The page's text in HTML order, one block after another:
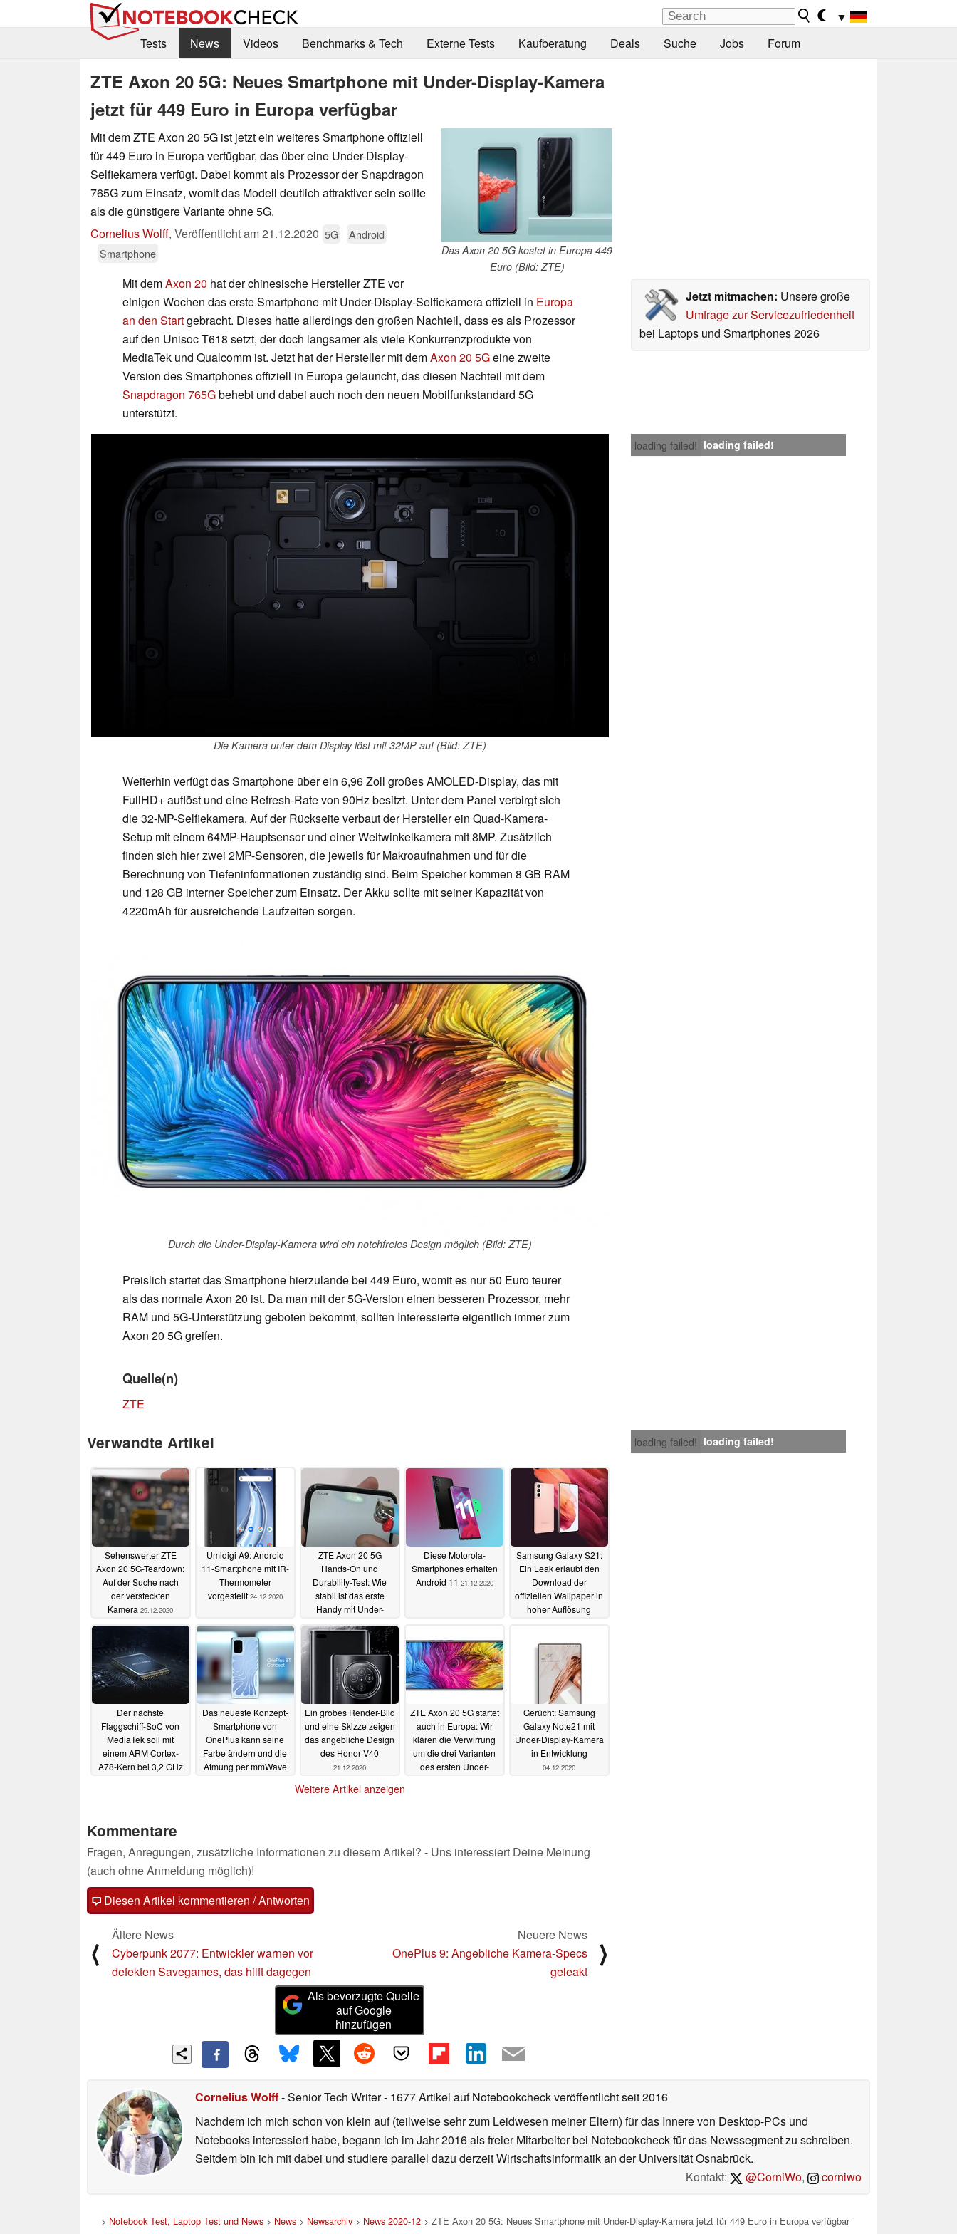
▼
Tests
News Videos Benchmarks & Tech Externe Tests Kaufberatung Deals Suche Jobs Forum
ZTE Axon 20 5G: Neues Smartphone mit Under-Display-Kamera
jetzt für 449 Euro in Europa verfügbar
Das Axon 20 5G kostet in Europa 449
Euro (Bild: ZTE)
Mit dem ZTE Axon 20 5G ist jetzt ein weiteres Smartphone offiziell
für 449 Euro in Europa verfügbar, das über eine Under-Display-
Selfiekamera verfügt. Dabei kommt als Prozessor der Snapdragon
765G zum Einsatz, womit das Modell deutlich attraktiver sein sollte
als die günstigere Variante ohne 5G.
Cornelius Wolff, Veröffentlicht am21.12.2020 5G
Android
Smartphone
Jetzt mitmachen: Unsere große
Umfrage zur Servicezufriedenheit
bei Laptops und Smartphones 2026
Mit demAxon 20 hat der chinesische Hersteller ZTE vor
einigen Wochen das erste Smartphone mit Under-Display-Selfiekamera offiziell in Europa
an den Startgebracht. Dieses hatte allerdings den großen Nachteil, dass es als Prozessor
auf den Unisoc T618 setzt, der doch langsamer als viele Konkurrenzprodukte von
MediaTek und Qualcomm ist. Jetzt hat der Hersteller mit demAxon 20 5Geine zweite
Version des Smartphones offiziell in Europa gelauncht, das diesen Nachteil mit dem
Snapdragon 765Gbehebt und dabei auch noch den neuen Mobilfunkstandard 5G
unterstützt.
loading failed! loading failed!
Die Kamera unter dem Display löst mit 32MP auf (Bild: ZTE)
Weiterhin verfügt das Smartphone über ein 6,96 Zoll großes AMOLED-Display, das mit
FullHD+ auflöst und eine Refresh-Rate von 90Hz besitzt. Unter dem Panel verbirgt sich
die 32-MP-Selfiekamera. Auf der Rückseite verbaut der Hersteller ein Quad-Kamera-
Setup mit einem 64MP-Hauptsensor und einer Weitwinkelkamera mit 8MP. Zusätzlich
finden sich hier zwei 2MP-Sensoren, die jeweils für Makroaufnahmen und für die
Berechnung von Tiefeninformationen zuständig sind. Beim Speicher kommen 8 GB RAM
und 128 GB interner Speicher zum Einsatz. Der Akku sollte mit seiner Kapazität von
4220mAh für ausreichende Laufzeiten sorgen.
Durch die Under-Display-Kamera wird ein notchfreies Design möglich (Bild: ZTE)
Preislich startet das Smartphone hierzulande bei 449 Euro, womit es nur 50 Euro teurer
als das normale Axon 20 ist. Da man mit der 5G-Version einen besseren Prozessor, mehr
RAM und 5G-Unterstützung geboten bekommt, sollten Interessierte eigentlich immer zum
Axon 20 5G greifen.
Quelle(n)
ZTE
loading failed! loading failed!
Verwandte Artikel
Sehenswerter ZTE
Axon 20 5G-Teardown:
Auf der Suche nach
der versteckten
Kamera 29.12.2020
Umidigi A9: Android
11-Smartphone mit IR-
Thermometer
vorgestellt 24.12.2020
ZTE Axon 20 5G
Hands-On und
Durability-Test: Wie
stabil ist das erste
Handy mit Under-
Diese Motorola-
Smartphones erhalten
Android 11 21.12.2020
Samsung Galaxy S21:
Ein Leak erlaubt den
Download der
offiziellen Wallpaper in
hoher Auflösung
Der nächste
Flaggschiff-SoC von
MediaTek soll mit
einem ARM Cortex-
A78-Kern bei 3,2 GHz
Das neueste Konzept-
Smartphone von
OnePlus kann seine
Farbe ändern und die
Atmung per mmWave
Ein grobes Render-Bild
und eine Skizze zeigen
das angebliche Design
des Honor V40
21.12.2020
ZTE Axon 20 5G startet
auch in Europa: Wir
klären die Verwirrung
um die drei Varianten
des ersten Under-
Gerücht: Samsung
Galaxy Note21 mit
Under-Display-Kamera
in Entwicklung
04.12.2020
Weitere Artikel anzeigen
Kommentare
Fragen, Anregungen, zusätzliche Informationen zu diesem Artikel? - Uns interessiert Deine Meinung
(auch ohne Anmeldung möglich)!
Diesen Artikel kommentieren / Antworten
⟨
Ältere News
Cyberpunk 2077: Entwickler warnen vor
defekten Savegames, das hilft dagegen
Neuere News
OnePlus 9: Angebliche Kamera-Specs
geleakt
⟩
Als bevorzugte Quelle
auf Google
hinzufügen
Cornelius Wolff- Senior Tech Writer- 1677 Artikel auf Notebookcheck veröffentlichtseit 2016
Nachdem ich mich schon von klein auf (teilweise sehr zum Leidwesen meiner Eltern) für das Innere von Desktop-PCs und
Notebooks interessiert habe, begann ich im Jahr 2016 als freier Mitarbeiter bei Notebookcheck für das Newssegment zu schreiben.
Seitdem bin ich mit dabei und studiere parallel dazu derzeit Wirtschaftsinformatik an der Universität Osnabrück.
Kontakt:
@CorniWo, corniwo
> Notebook Test, Laptop Test und News> News> Newsarchiv> News 2020-12> ZTE Axon 20 5G: Neues Smartphone mit Under-Display-Kamera jetzt für 449 Euro in Europa verfügbar